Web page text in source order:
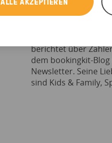
Frank Scheibe
berichtet über
dem bookingkit-
Newsletter. Seine
sind Kids & Family,